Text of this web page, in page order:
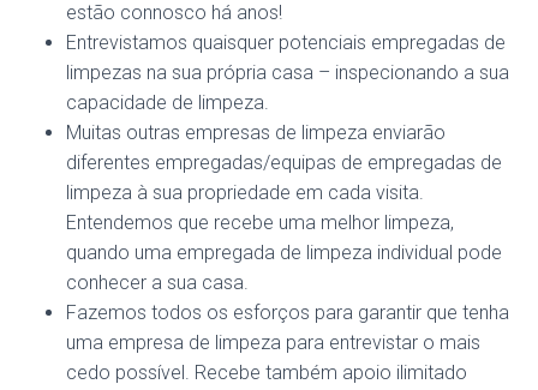
estão connosco há anos!
Entrevistamos quaisquer potenciais empregadas de
limpezas na sua própria casa – inspecionando a sua
capacidade de limpeza.
Muitas outras empresas de limpeza enviarão
diferentes empregadas/equipas de empregadas de
limpeza à sua propriedade em cada visita.
Entendemos que recebe uma melhor limpeza,
quando uma empregada de limpeza individual pode
conhecer a sua casa.
Fazemos todos os esforços para garantir que tenha
uma empresa de limpeza para entrevistar o mais
cedo possível. Recebe também apoio ilimitado